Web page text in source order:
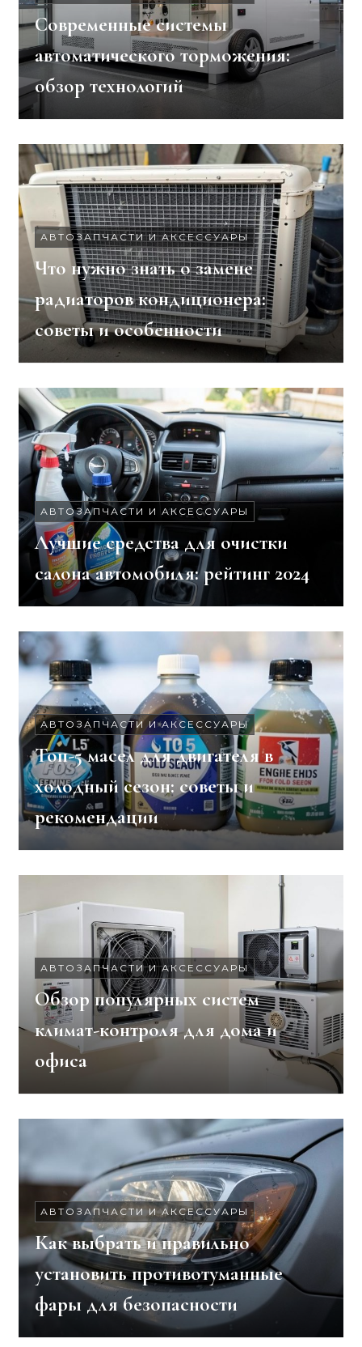
Современные системы
автоматического торможения:
обзор технологий
АВТОЗАПЧАСТИ И АКСЕССУАРЫ
Что нужно знать о замене
радиаторов кондиционера:
советы и особенности
АВТОЗАПЧАСТИ И АКСЕССУАРЫ
Лучшие средства для очистки
салона автомобиля: рейтинг 2024
АВТОЗАПЧАСТИ И АКСЕССУАРЫ
Топ-5 масел для двигателя в
холодный сезон: советы и
рекомендации
АВТОЗАПЧАСТИ И АКСЕССУАРЫ
Обзор популярных систем
климат-контроля для дома и
офиса
АВТОЗАПЧАСТИ И АКСЕССУАРЫ
Как выбрать и правильно
установить противотуманные
фары для безопасности